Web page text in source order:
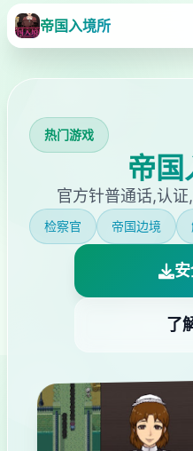
帝国入境所
热门游戏
帝国
官方针普通话,认
检察官 帝国边境
了